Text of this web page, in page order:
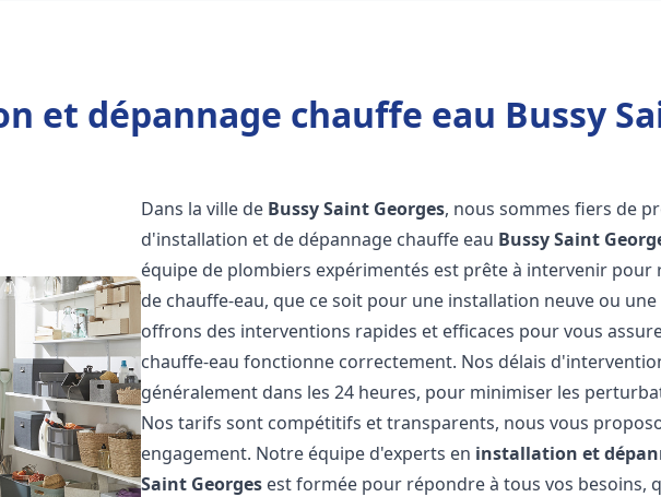
et dépannage chauffe eau Bussy
Dans la ville de Bussy Saint Georges, nous sommes fiers de
d'installation et de dépannage chauffe eau Bussy Saint
équipe de plombiers expérimentés est prête à intervenir
de chauffe-eau, que ce soit pour une installation neuve ou
offrons des interventions rapides et efficaces pour vous
chauffe-eau fonctionne correctement. Nos délais
généralement dans les 24 heures, pour minimiser les
Nos tarifs sont compétitifs et transparents, nous vous
engagement. Notre équipe d'experts en installation et
Saint Georges est formée pour répondre à tous vos besoins,